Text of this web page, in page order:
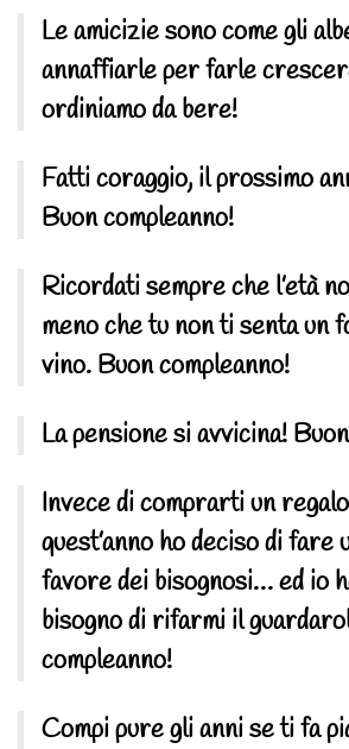
Le amicizie sono come gli
annaffiarle per farle
ordiniamo da bere!
Fatti coraggio, il prossimo
Buon compleanno!
Ricordati sempre che l’età
meno che tu non ti senta un
vino. Buon compleanno!
La pensione si avvicina!
Invece di comprarti un
quest’anno ho deciso di fare
favore dei bisognosi… ed io
bisogno di rifarmi il
compleanno!
Compi pure gli anni se ti fa